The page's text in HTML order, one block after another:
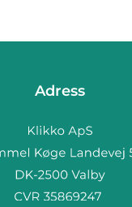
Adress